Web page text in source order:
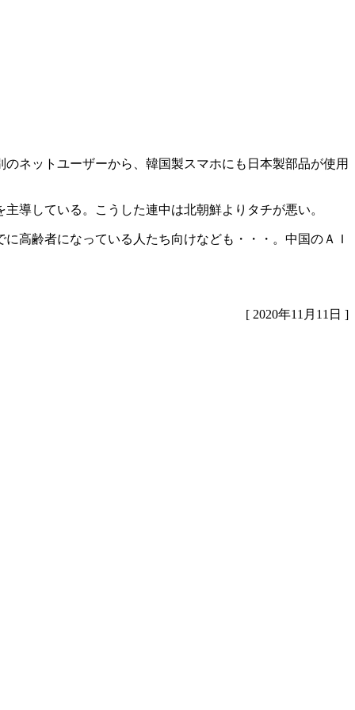
ネットユーザーから、韓国製スマホにも日本製部品が使用
導している。こうした連中は北朝鮮よりタチが悪い。
高齢者になっている人たち向けなども・・・。中国のＡＩ
[ 2020年11月11日 ]